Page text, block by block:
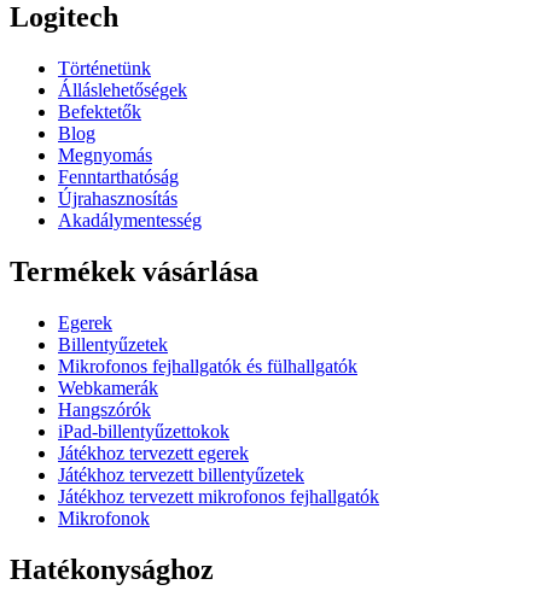
Logitech
Történetünk
Álláslehetőségek
Befektetők
Blog
Megnyomás
Fenntarthatóság
Újrahasznosítás
Akadálymentesség
Termékek vásárlása
Egerek
Billentyűzetek
Mikrofonos fejhallgatók és fülhallgatók
Webkamerák
Hangszórók
iPad-billentyűzettokok
Játékhoz tervezett egerek
Játékhoz tervezett billentyűzetek
Játékhoz tervezett mikrofonos fejhallgatók
Mikrofonok
Hatékonysághoz